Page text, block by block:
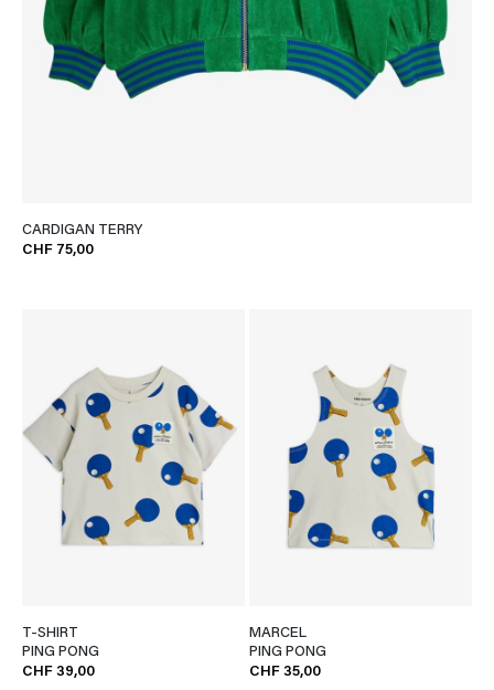
CARDIGAN TERRY
CHF 75,00
T-SHIRT
PING PONG
CHF 39,00
MARCEL
PING PONG
CHF 35,00